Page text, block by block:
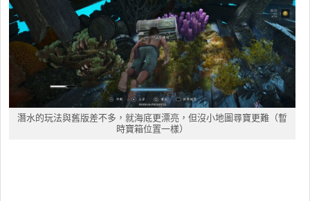
潛水的玩法與舊版差不多，就海底更漂亮，但沒小地圖尋寶更難（暫
時寶箱位置一樣）